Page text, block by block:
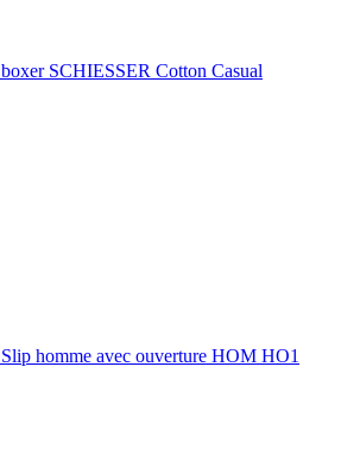
boxer SCHIESSER Cotton Casual
Slip homme avec ouverture HOM HO1